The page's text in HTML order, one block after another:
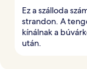
Ez a szálloda
strandon. A
kínálnak a
után.